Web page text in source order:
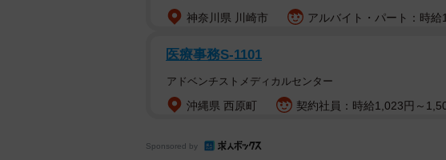
「インフルエンザによる異常行動でしょうか？」
代表取締役 岩元仁＠株式会社ロックシステムさんに
ーー最初は驚きましたか。
「いえ、メールのタイトルが怪しかったので、開
神奈川県 川崎市 アルバイト・パート：時
医療事務S-1101
アドベンチストメディカルセンター
沖縄県 西原町 契約社員：時給1,023円～
Sponsored by